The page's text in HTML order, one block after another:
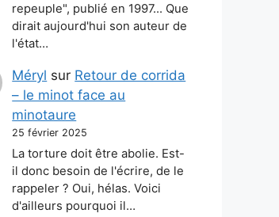
repeuple", publié en 1997... Que
dirait aujourd'hui son auteur de
l'état…
Méryl sur Retour de corrida
– le minot face au
minotaure
25 février 2025
La torture doit être abolie. Est-
il donc besoin de l'écrire, de le
rappeler ? Oui, hélas. Voici
d'ailleurs pourquoi il…